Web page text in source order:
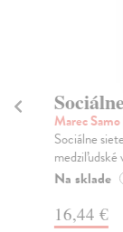
Marec Samo
Sociálne
medziľudské
Na sklade
16,44 €